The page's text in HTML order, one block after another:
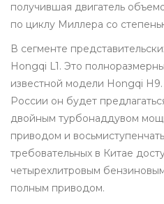
получившая двигатель
по циклу Миллера со
В сегменте
Hongqi L1. Это
известной модели Hongqi
России он будет
двойным турбонаддувом
приводом и
требовательных в Китае
четырехлитровым
полным приводом.